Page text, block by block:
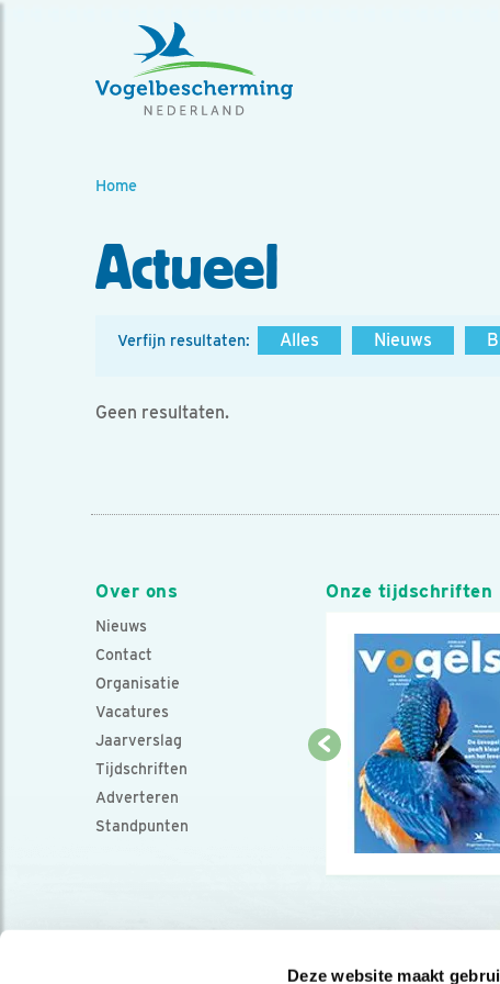
Deze website maakt
Home
Actueel
Verfijn resultaten: Alles Nieuws
Geen resultaten.
Over ons
Nieuws
Contact
Organisatie
Vacatures
Jaarverslag
Tijdschriften
Adverteren
Standpunten
Onze tijdschriften